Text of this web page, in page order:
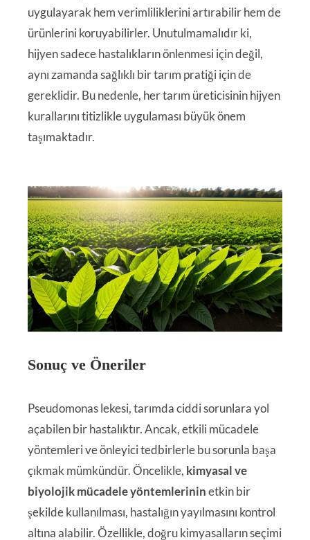
uygulayarak hem verimliliklerini artırabilir hem de
ürünlerini koruyabilirler. Unutulmamalıdır ki,
hijyen sadece hastalıkların önlenmesi için değil,
aynı zamanda sağlıklı bir tarım pratiği için de
gereklidir. Bu nedenle, her tarım üreticisinin hijyen
kurallarını titizlikle uygulaması büyük önem
taşımaktadır.
Sonuç ve Öneriler
Pseudomonas lekesi, tarımda ciddi sorunlara yol
açabilen bir hastalıktır. Ancak, etkili mücadele
yöntemleri ve önleyici tedbirlerle bu sorunla başa
çıkmak mümkündür. Öncelikle, kimyasal ve
biyolojik mücadele yöntemlerininetkin bir
şekilde kullanılması, hastalığın yayılmasını kontrol
altına alabilir. Özellikle, doğru kimyasalların seçimi